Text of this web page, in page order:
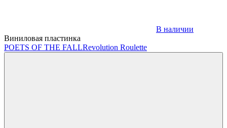
В наличии
Виниловая пластинка
POETS OF THE FALLRevolution Roulette